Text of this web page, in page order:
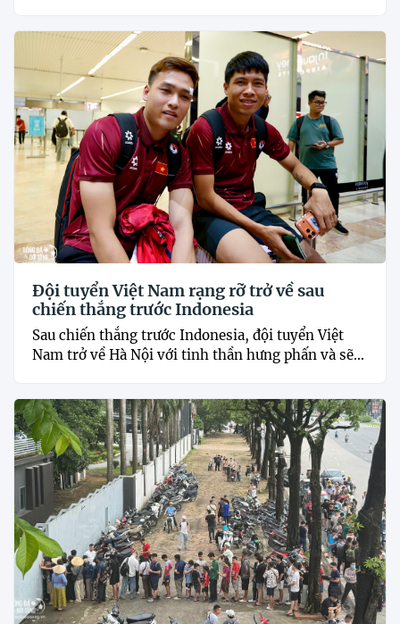
Đội tuyển Việt Nam rạng rỡ trở về sau
chiến thắng trước Indonesia
Sau chiến thắng trước Indonesia, đội tuyển Việt
Nam trở về Hà Nội với tinh thần hưng phấn và sẽ...